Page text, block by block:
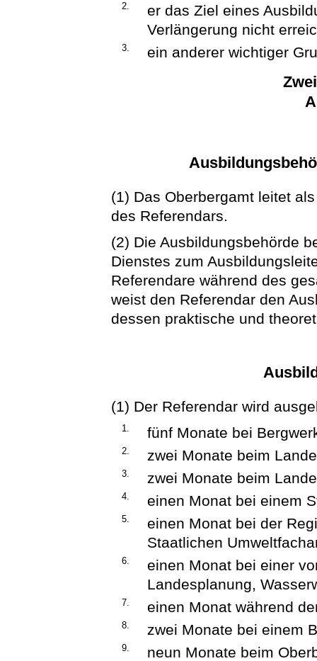
2.
er das Ziel eines
Verlängerung nicht
3. ein anderer wichtiger
(1) Das Oberbergamt leitet
des Referendars.
(2) Die Ausbildungsbehörde
Dienstes zum
Referendare während des
weist den Referendar den
dessen praktische und
(1) Der Referendar wird
1. fünf Monate bei
2. zwei Monate beim
3. zwei Monate beim
4. einen Monat bei einem
5.
einen Monat bei der
Staatlichen
6.
einen Monat bei einer
Landesplanung,
7. einen Monat während
8. zwei Monate bei einem
9. neun Monate beim